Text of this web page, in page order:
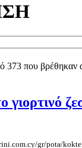
373 που βρέθηκαν
γιορτινό
gr/pota/